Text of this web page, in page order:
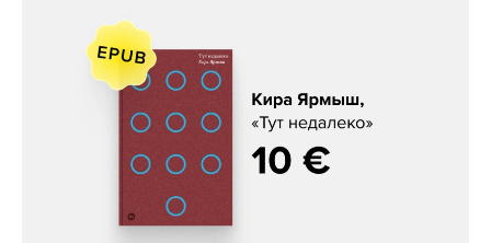
Кира Ярмыш, «Тут недалеко»